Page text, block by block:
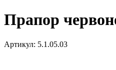
Прапор
Артикул: 5.1.05.03